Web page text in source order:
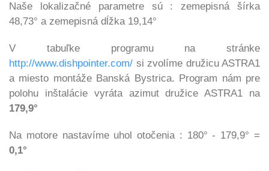
Naše lokalizačné parametre sú : zemepisná šírka
48,73° a zemepisná dĺžka 19,14°
V tabuľke programu na stránke
http://www.dishpointer.com/ si zvolíme družicu ASTRA1
a miesto montáže Banská Bystrica. Program nám pre
polohu inštalácie vyráta azimut družice ASTRA1
na
179,9°
Na motore nastavíme uhol otočenia : 180° - 179,9° =
0,1°